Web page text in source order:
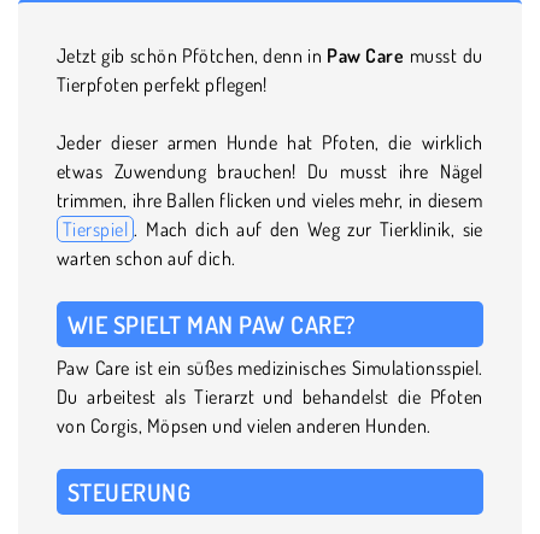
Jetzt gib schön Pfötchen, denn in Paw Care musst du
Tierpfoten perfekt pflegen!
Jeder dieser armen Hunde hat Pfoten, die wirklich
etwas Zuwendung brauchen! Du musst ihre Nägel
trimmen, ihre Ballen flicken und vieles mehr, in diesem
Tierspiel . Mach dich auf den Weg zur Tierklinik, sie
warten schon auf dich.
WIE SPIELT MAN PAW CARE?
Paw Care ist ein süßes medizinisches Simulationsspiel.
Du arbeitest als Tierarzt und behandelst die Pfoten
von Corgis, Möpsen und vielen anderen Hunden.
STEUERUNG